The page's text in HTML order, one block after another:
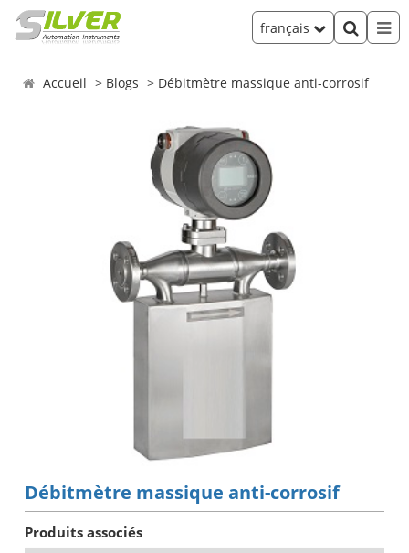
français
Accueil Blogs Débitmètre massique anti-corrosif
Débitmètre massique anti-corrosif
Produits associés